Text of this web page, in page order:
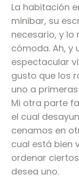
La habitación
minibar, su
necesario, y lo
cómoda. Ah, y
espectacular
gusto que los
uno a
Mi otra parte
el cual
cenamos en
cual está bien
ordenar
desea uno.